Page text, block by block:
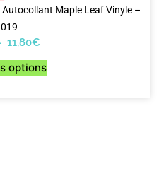
Autocollant Maple Leaf Vinyle –
11,80€
options